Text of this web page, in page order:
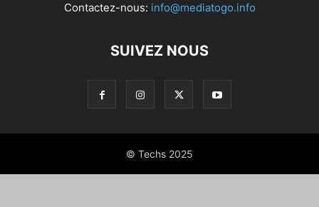
Contactez-nous: info@mediatogo.info
SUIVEZ NOUS
© Techs 2025